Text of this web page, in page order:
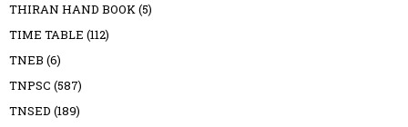
THIRAN HAND BOOK(5)
TIME TABLE (112)
TNEB (6)
TNPSC (587)
TNSED (189)